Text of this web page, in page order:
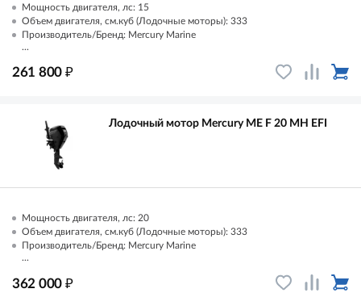
Мощность двигателя, лс: 15
Объем двигателя, см.куб (Лодочные моторы): 333
Производитель/Бренд: Mercury Marine
...
261 800 ₽
Лодочный мотор Mercury ME F 20 MH EFI
Мощность двигателя, лс: 20
Объем двигателя, см.куб (Лодочные моторы): 333
Производитель/Бренд: Mercury Marine
...
362 000 ₽